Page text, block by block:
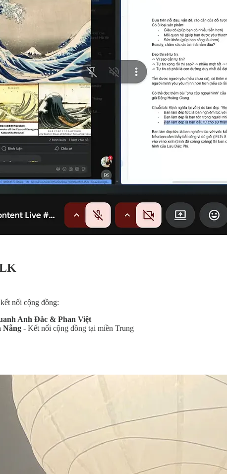
nối cộng đồng:
Anh Đắc & Phan Việt
Nẵng - Kết nối cộng đồng tại miền Trung